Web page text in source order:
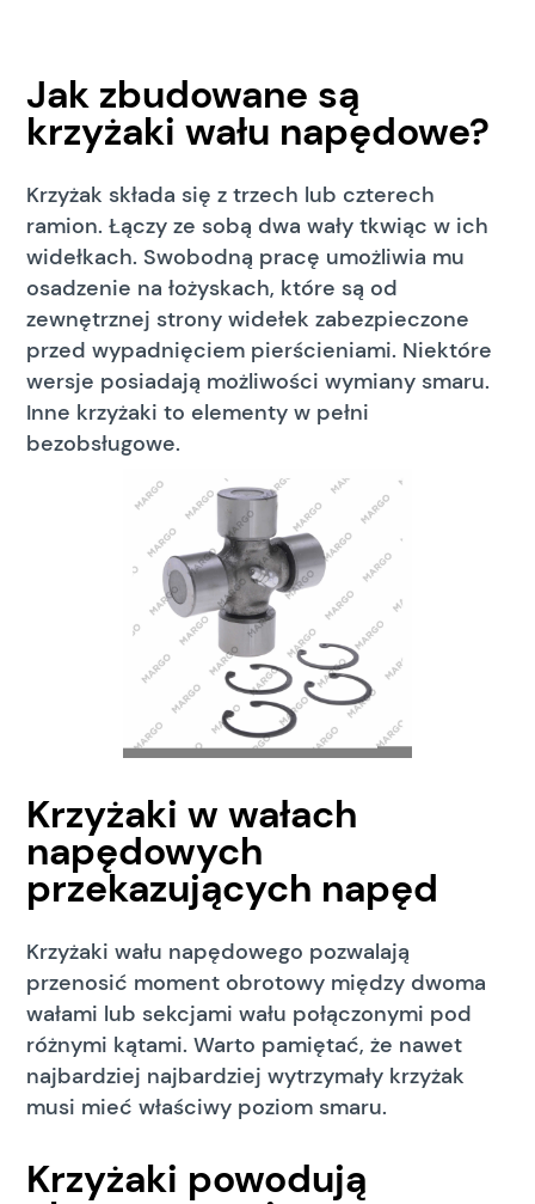
Jak zbudowane są
krzyżaki wału napędowe?
Krzyżak składa się z trzech lub czterech
ramion. Łączy ze sobą dwa wały tkwiąc w ich
widełkach. Swobodną pracę umożliwia mu
osadzenie na łożyskach, które są od
zewnętrznej strony widełek zabezpieczone
przed wypadnięciem pierścieniami. Niektóre
wersje posiadają możliwości wymiany smaru.
Inne krzyżaki to elementy w pełni
bezobsługowe.
Krzyżaki w wałach
napędowych
przekazujących napęd
Krzyżaki wału napędowego pozwalają
przenosić moment obrotowy między dwoma
wałami lub sekcjami wału połączonymi pod
różnymi kątami. Warto pamiętać, że nawet
najbardziej najbardziej wytrzymały krzyżak
musi mieć właściwy poziom smaru.
Krzyżaki powodują